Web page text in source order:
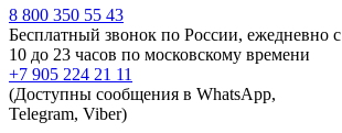
8 800 350 55 43
Бесплатный звонок по России, ежедневно с
10 до 23 часов по московскому времени
+7 905 224 21 11
(Доступны сообщения в WhatsApp,
Telegram, Viber)